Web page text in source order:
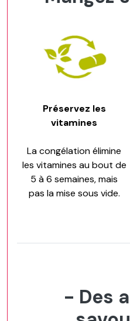
Préservez les
vitamines
La congélation élimine
les vitamines au bout de
5 à 6 semaines, mais
pas la mise sous vide.
- Des